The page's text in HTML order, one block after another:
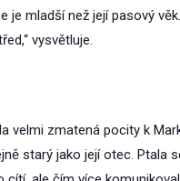
je mladší než její pasový
vysvětluje.
velmi zmatená pocity k
starý jako její otec. Ptala